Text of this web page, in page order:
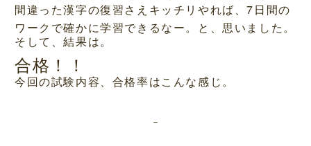
間違った漢字の復習さえキッチリやれば、7日間の
ワークで確かに学習できるなー。と、思いました。
そして、結果は。
合格！！
今回の試験内容、合格率はこんな感じ。